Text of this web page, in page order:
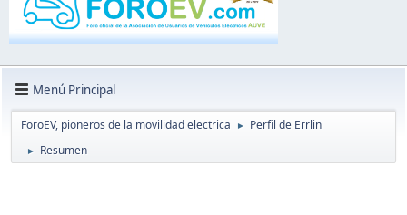
Menú Principal
ForoEV, pioneros de la movilidad electrica ► Perfil de Errlin
► Resumen